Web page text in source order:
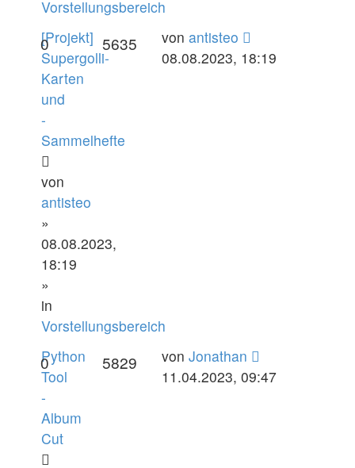
Vorstellungsbereich
[Projekt]
Supergolli-
Karten
und
-
Sammelhefte
von
antisteo
»
08.08.2023,
18:19
»
in
Vorstellungsbereich
0 5635 von antisteo
08.08.2023, 18:19
Python
Tool
-
Album
Cut
0 5829 von Jonathan
11.04.2023, 09:47